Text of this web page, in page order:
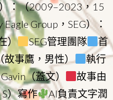
：（2009–2023，15
Group，SEG）：
）
SEG管理團隊
首
故事鷹，男性）
執行
（蓋文）
故事由
）寫作
AI負責文字潤